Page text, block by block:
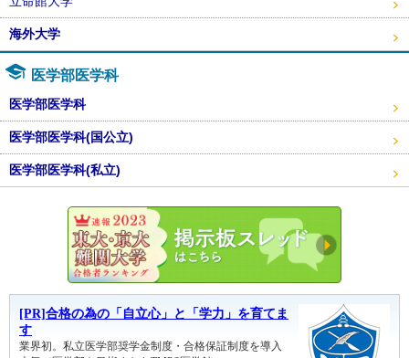
海外大学
医学部医学科
医学部医学科
医学部医学科(国公立)
医学部医学科(私立)